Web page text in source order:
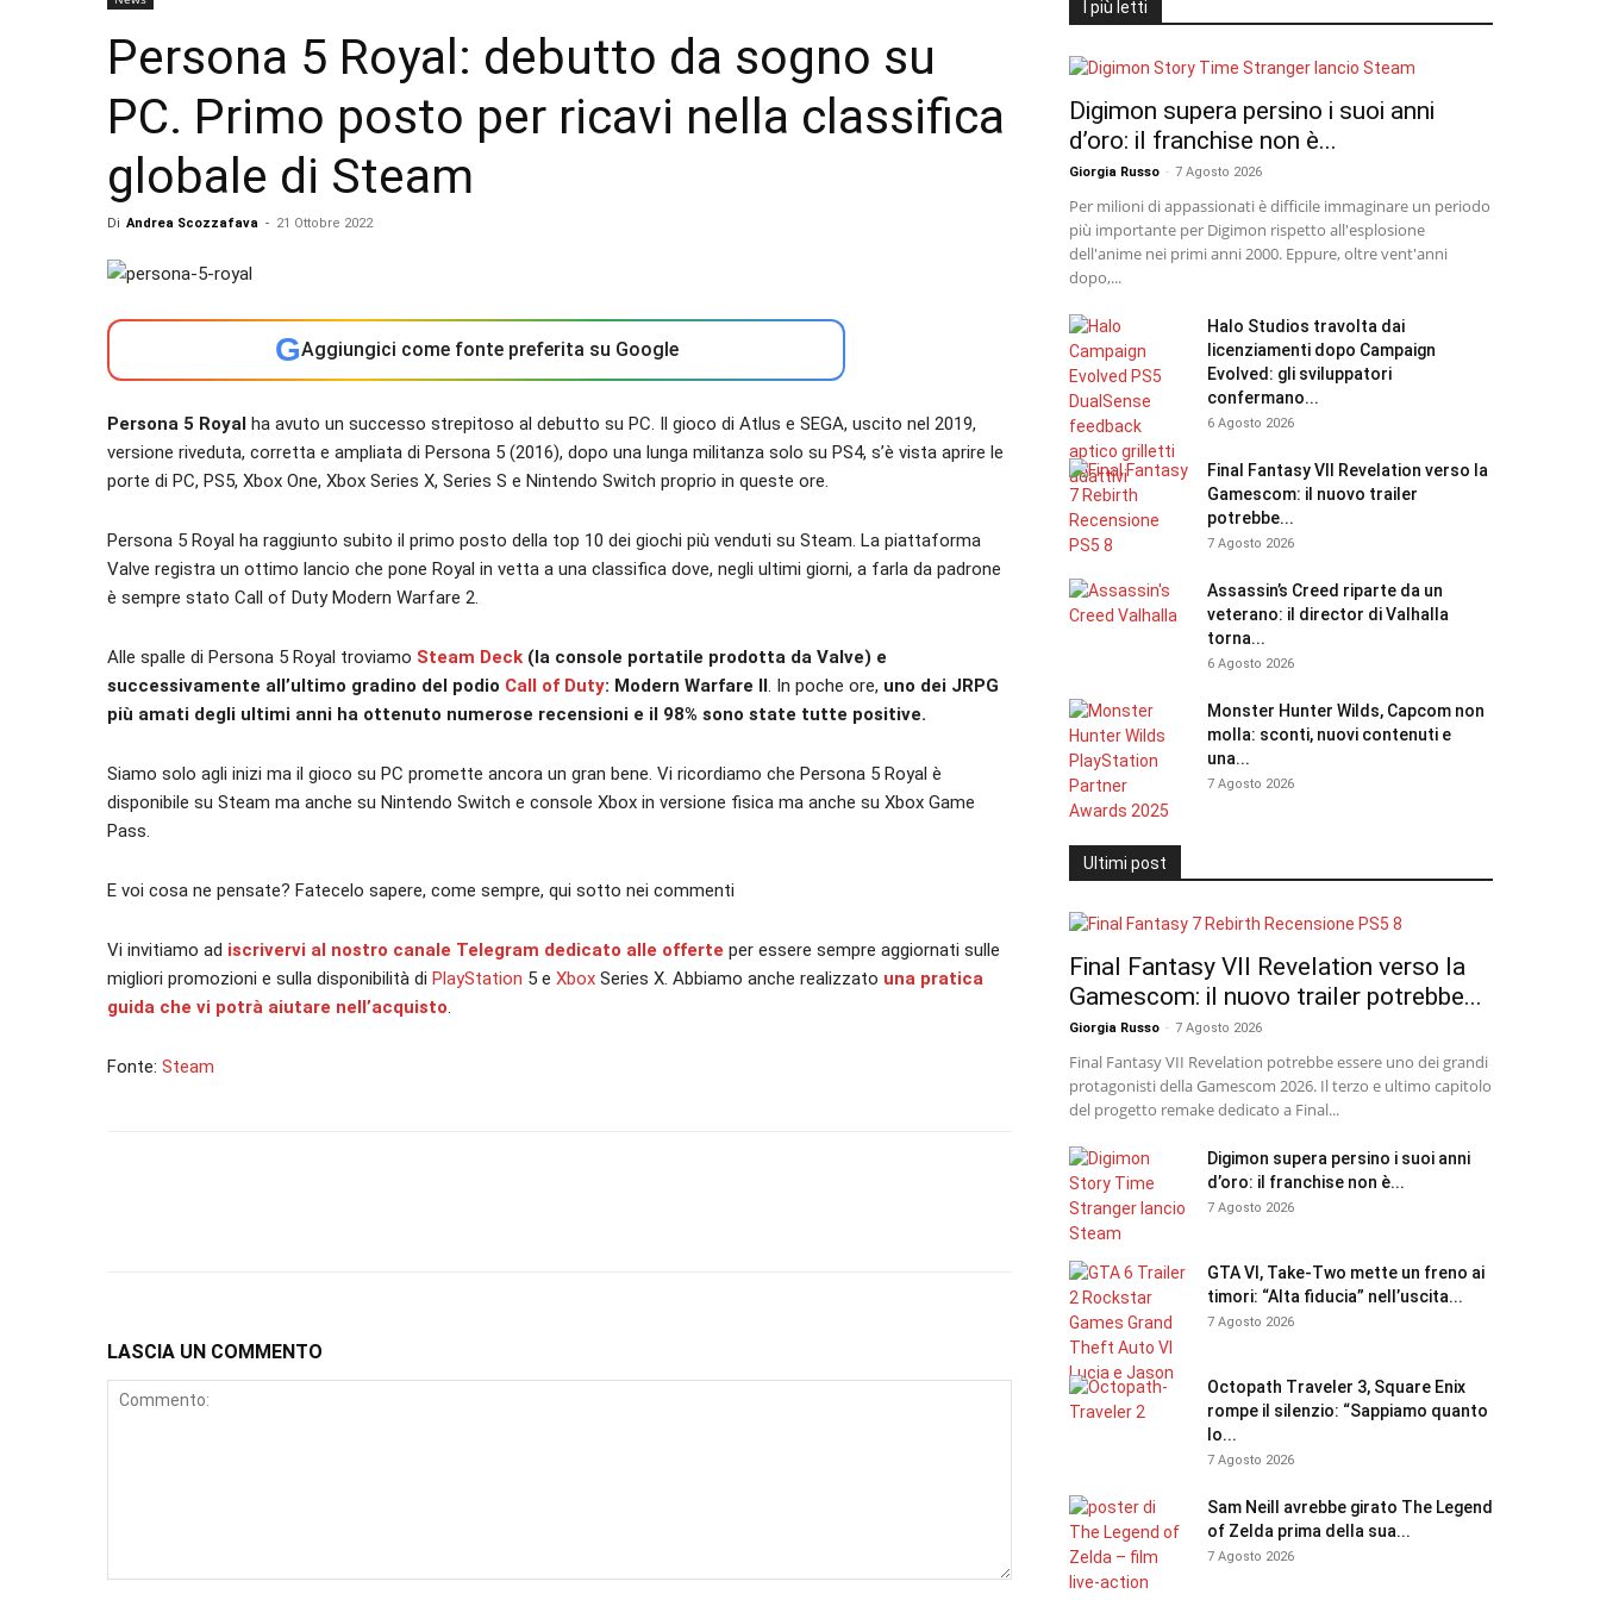
Persona 5 Royal: debutto da sogno su
PC. Primo posto per ricavi nella classifica
globale di Steam
Di Andrea Scozzafava - 21 Ottobre 2022
GAggiungici come fonte preferita su Google
Persona 5 Royal ha avuto un successo strepitoso al debutto su PC. Il gioco di Atlus e SEGA, uscito nel 2019,
versione riveduta, corretta e ampliata di Persona 5 (2016), dopo una lunga militanza solo su PS4, s’è vista aprire le
porte di PC, PS5, Xbox One, Xbox Series X, Series S e Nintendo Switch proprio in queste ore.
Persona 5 Royal ha raggiunto subito il primo posto della top 10 dei giochi più venduti su Steam. La piattaforma
Valve registra un ottimo lancio che pone Royal in vetta a una classifica dove, negli ultimi giorni, a farla da padrone
è sempre stato Call of Duty Modern Warfare 2.
Alle spalle di Persona 5 Royal troviamo Steam Deck (la console portatile prodotta da Valve) e
successivamente all’ultimo gradino del podio Call of Duty: Modern Warfare II. In poche ore, uno dei JRPG
più amati degli ultimi anni ha ottenuto numerose recensioni e il 98% sono state tutte positive.
Siamo solo agli inizi ma il gioco su PC promette ancora un gran bene. Vi ricordiamo che Persona 5 Royal è
disponibile su Steam ma anche su Nintendo Switch e console Xbox in versione fisica ma anche su Xbox Game
Pass.
E voi cosa ne pensate? Fatecelo sapere, come sempre, qui sotto nei commenti
Vi invitiamo ad iscrivervi al nostro canale Telegram dedicato alle offerte per essere sempre aggiornati sulle
migliori promozioni e sulla disponibilità di PlayStation 5 e Xbox Series X. Abbiamo anche realizzato una pratica
guida che vi potrà aiutare nell’acquisto.
Fonte: Steam
LASCIA UN COMMENTO
I più letti
Digimon supera persino i suoi anni
d’oro: il franchise non è...
Giorgia Russo - 7 Agosto 2026
Per milioni di appassionati è difficile immaginare un periodo
più importante per Digimon rispetto all'esplosione
dell'anime nei primi anni 2000. Eppure, oltre vent'anni
dopo,...
Halo Studios travolta dai
licenziamenti dopo Campaign
Evolved: gli sviluppatori
confermano...
6 Agosto 2026
Final Fantasy VII Revelation verso la
Gamescom: il nuovo trailer
potrebbe...
7 Agosto 2026
Assassin’s Creed riparte da un
veterano: il director di Valhalla
torna...
6 Agosto 2026
Monster Hunter Wilds, Capcom non
molla: sconti, nuovi contenuti e
una...
7 Agosto 2026
Ultimi post
Final Fantasy VII Revelation verso la
Gamescom: il nuovo trailer potrebbe...
Giorgia Russo - 7 Agosto 2026
Final Fantasy VII Revelation potrebbe essere uno dei grandi
protagonisti della Gamescom 2026. Il terzo e ultimo capitolo
del progetto remake dedicato a Final...
Digimon supera persino i suoi anni
d’oro: il franchise non è...
7 Agosto 2026
GTA VI, Take-Two mette un freno ai
timori: “Alta fiducia” nell’uscita...
7 Agosto 2026
Octopath Traveler 3, Square Enix
rompe il silenzio: “Sappiamo quanto
lo...
7 Agosto 2026
Sam Neill avrebbe girato The Legend
of Zelda prima della sua...
7 Agosto 2026